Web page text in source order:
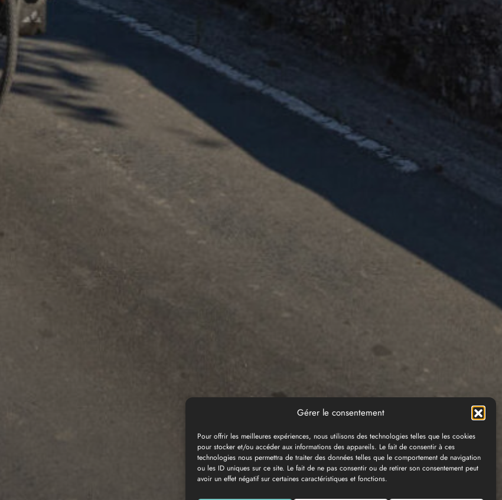
Gérer le consentement
Pour offrir les meilleures expériences, nous utilisons des technologies telles que les cookies
pour stocker et/ou accéder aux informations des appareils. Le fait de consentir à ces
technologies nous permettra de traiter des données telles que le comportement de navigation
ou les ID uniques sur ce site. Le fait de ne pas consentir ou de retirer son consentement peut
avoir un effet négatif sur certaines caractéristiques et fonctions.